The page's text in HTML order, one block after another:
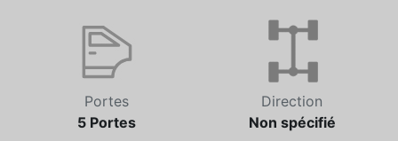
Portes
5 Portes
Direction
Non spécifié